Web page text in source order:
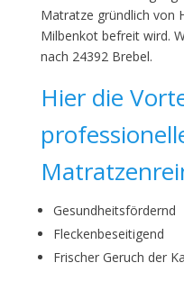
Matratze gründlich von
Milbenkot befreit wird.
nach 24392 Brebel.
Hier die
Gesundheitsfördernd
Fleckenbeseitigend
Frischer Geruch der